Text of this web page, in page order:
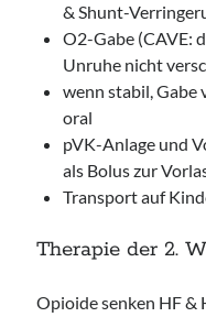
& Shunt-
O2-Gabe (CAVE:
Unruhe nicht
wenn stabil, Gabe
oral
pVK-Anlage und
als Bolus zur
Transport auf
Therapie der 2.
Opioide senken HF